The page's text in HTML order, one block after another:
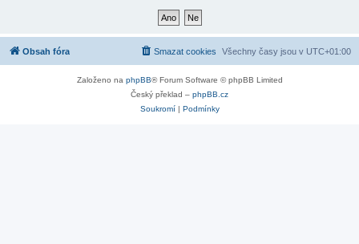
Obsah fóra Všechny časy jsou v UTC+01:00
Smazat cookies
Založeno na phpBB® Forum Software © phpBB Limited
Český překlad – phpBB.cz
Soukromí| Podmínky